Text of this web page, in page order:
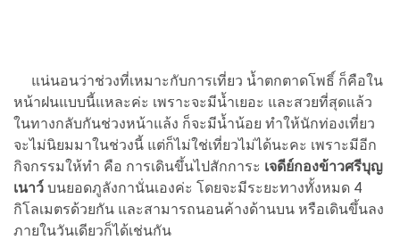
แน่นอนว่าช่วงที่เหมาะกับการเที่ยว น้ำตกตาดโพธิ์ ก็คือใน
หน้าฝนแบบนี้แหละค่ะ เพราะจะมีน้ำเยอะ และสวยที่สุดแล้ว
ในทางกลับกันช่วงหน้าแล้ง ก็จะมีน้ำน้อย ทำให้นักท่องเที่ยว
จะไม่นิยมมาในช่วงนี้ แต่ก็ไม่ใช่เที่ยวไม่ได้นะคะ เพราะมีอีก
กิจกรรมให้ทำ คือ การเดินขึ้นไปสักการะ เจดีย์กองข้าวศรีบุญ
เนาว์ บนยอดภูลังกานั่นเองค่ะ โดยจะมีระยะทางทั้งหมด 4
กิโลเมตรด้วยกัน และสามารถนอนค้างด้านบน หรือเดินขึ้นลง
ภายในวันเดียวก็ได้เช่นกัน